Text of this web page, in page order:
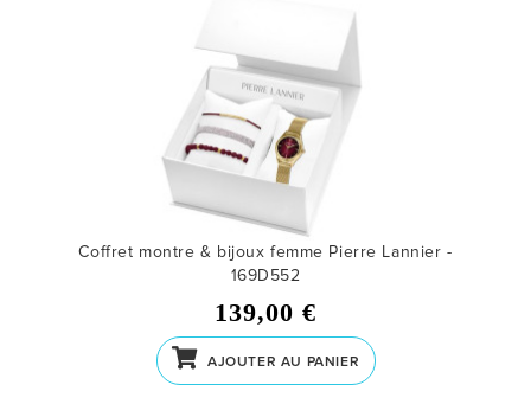
Coffret montre & bijoux femme Pierre Lannier -
169D552
139,00 €
AJOUTER AU PANIER